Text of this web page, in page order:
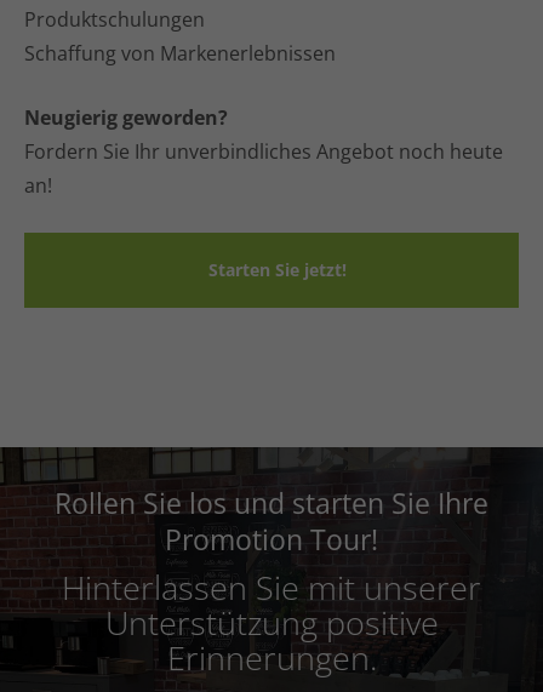
Produktschulungen
Schaffung von Markenerlebnissen
Neugierig geworden?
Fordern Sie Ihr unverbindliches Angebot noch heute
an!
Starten Sie jetzt!
Rollen Sie los und starten Sie Ihre
Promotion Tour!
Hinterlassen Sie mit unserer
Unterstützung positive
Erinnerungen.